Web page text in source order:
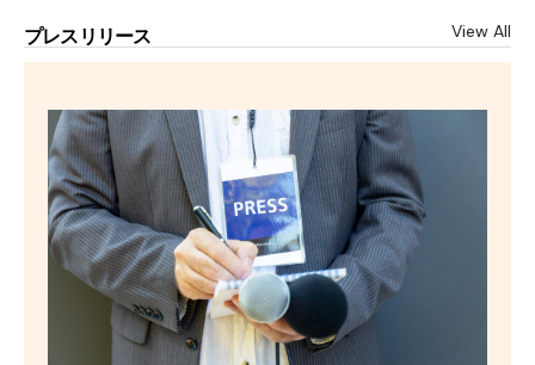
プレスリリース View All